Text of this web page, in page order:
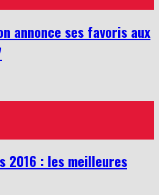
annonce ses favoris aux
2016 : les meilleures